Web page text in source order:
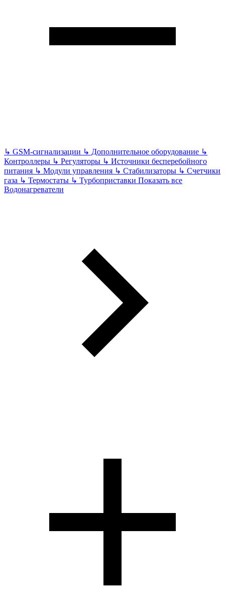
↳ GSM-сигнализации ↳ Дополнительное оборудование ↳
Контроллеры ↳ Регуляторы ↳ Источники бесперебойного
питания ↳ Модули управления ↳ Стабилизаторы ↳ Счетчики
газа ↳ Термостаты ↳ Турбоприставки Показать все
Водонагреватели